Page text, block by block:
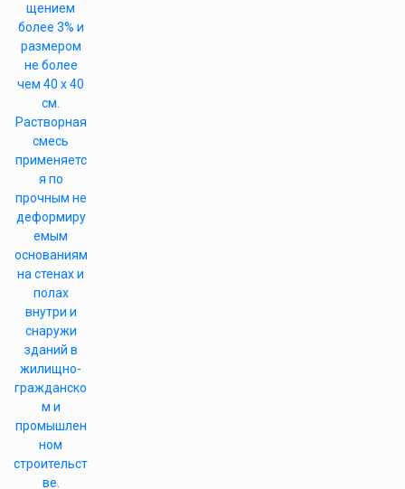
щением
более 3% и
размером
не более
чем 40 х 40
см.
Растворная
смесь
применяетс
я по
прочным не
деформиру
емым
основаниям
на стенах и
полах
внутри и
снаружи
зданий в
жилищно-
гражданско
м и
промышлен
ном
строительст
ве.